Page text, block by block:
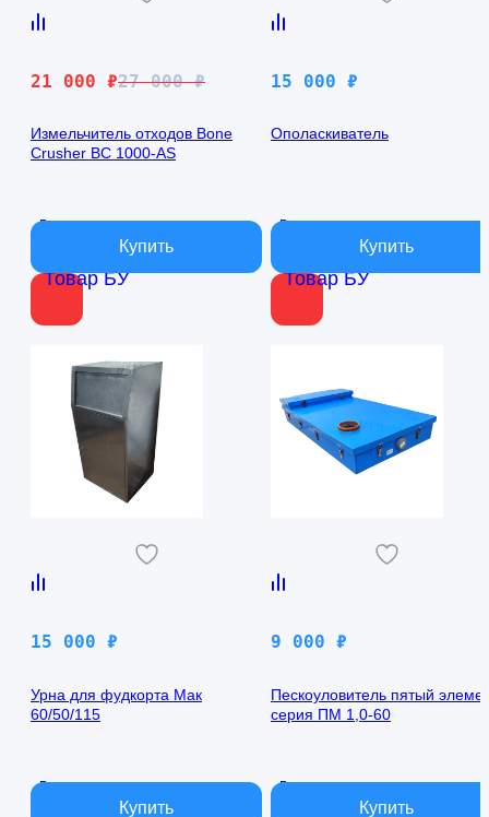
Товар БУ
27 000₽
Первоначальная
составляла
27
21 000 ₽
Текущая
21
000 ₽.
Измельчитель отходов Bone
Crusher BC 1000-AS
В наличии
Товар БУ
15 000 ₽
Ополаскиватель
В наличии
15 000 ₽
Урна для фудкорта Мак
60/50/115
В наличии
9 000 ₽
Пескоуловитель пятый
серия ПМ 1,0-60
В наличии